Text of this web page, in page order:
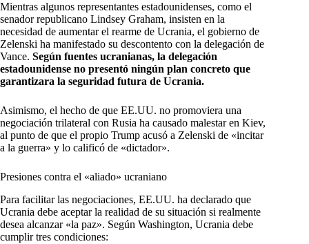
Mientras algunos representantes estadounidenses, como el
senador republicano Lindsey Graham, insisten en la
necesidad de aumentar el rearme de Ucrania, el gobierno de
Zelenski ha manifestado su descontento con la delegación de
Vance. Según fuentes ucranianas, la delegación
estadounidense no presentó ningún plan concreto que
garantizara la seguridad futura de Ucrania.
Asimismo, el hecho de que EE.UU. no promoviera una
negociación trilateral con Rusia ha causado malestar en Kiev,
al punto de que el propio Trump acusó a Zelenski de «incitar
a la guerra» y lo calificó de «dictador».
Presiones contra el «aliado» ucraniano
Para facilitar las negociaciones, EE.UU. ha declarado que
Ucrania debe aceptar la realidad de su situación si realmente
desea alcanzar «la paz». Según Washington, Ucrania debe
cumplir tres condiciones: